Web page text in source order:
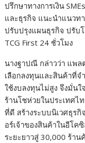
ปรึกษาทางการเงิน
และธุรกิจ แนะนำแนวทา
ปรับปรุงแผนธุรกิจ ปรับ
TCG First 24 ชั่วโมง
นางฐาปณี กล่าวว่า แพ
เลือกลงทุนและสินค้าที่จ
ใช้งบลงทุนไม่สูง จึงมั่น
ร้านโชห่วยในประเทศไ
ที่ดี สร้างระบบนิเวศธุร
อร์เจ้าของสินค้าในอีโค
ระยะยาวสู่ 30,000 ร้า